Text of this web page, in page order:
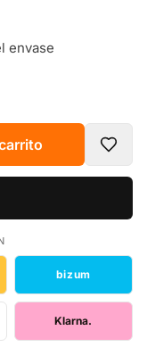
envase
bizum
Klarna.